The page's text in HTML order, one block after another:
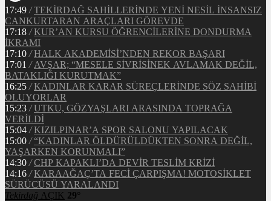
17:49 / TEKİRDAĞ SAHİLLERİNDE YENİ NESİL İNSANSIZ
CANKURTARAN ARAÇLARI GÖREVDE
17:18 / KUR’AN KURSU ÖĞRENCİLERİNE DONDURMA
İKRAMI
17:10 / HALK AKADEMİSİ’NDEN REKOR BAŞARI
17:01 / AVŞAR; “MESELE SİVRİSİNEK AVLAMAK DEĞİL,
BATAKLIĞI KURUTMAK”
16:25 / KADINLAR KARAR SÜREÇLERİNDE SÖZ SAHİBİ
OLUYORLAR
15:23 / UTKU, GÖZYAŞLARI ARASINDA TOPRAĞA
VERİLDİ
15:04 / KIZILPINAR’A SPOR SALONU YAPILACAK
15:00 / “KADINLAR ÖLDÜRÜLDÜKTEN SONRA DEĞİL,
YAŞARKEN KORUNMALI”
14:30 / CHP KAPAKLI’DA DEVİR TESLİM KRİZİ
14:16 / KARAAĞAÇ’TA FECİ ÇARPIŞMA! MOTOSİKLET
SÜRÜCÜSÜ YARALANDI
Tekirdağ AÇIK 29°